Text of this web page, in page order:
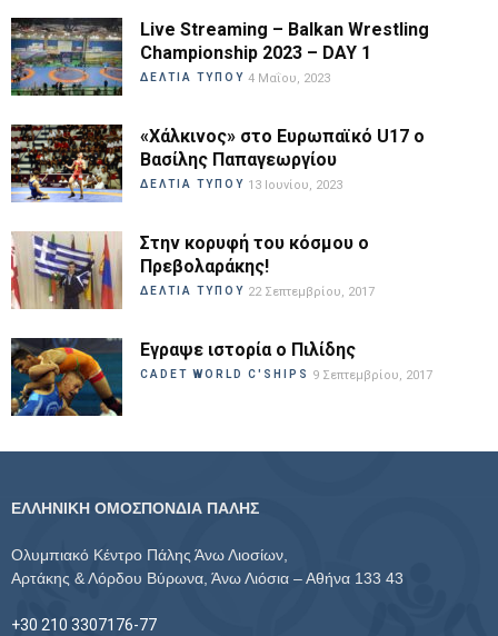
Live Streaming – Balkan Wrestling
Championship 2023 – DAY 1
ΔΕΛΤΙΑ ΤΥΠΟΥ 4 Μαΐου, 2023
«Χάλκινος» στο Ευρωπαϊκό U17 ο
Βασίλης Παπαγεωργίου
ΔΕΛΤΙΑ ΤΥΠΟΥ 13 Ιουνίου, 2023
Στην κορυφή του κόσμου ο
Πρεβολαράκης!
ΔΕΛΤΙΑ ΤΥΠΟΥ 22 Σεπτεμβρίου, 2017
Εγραψε ιστορία ο Πιλίδης
CADET WORLD C'SHIPS 9 Σεπτεμβρίου, 2017
ΕΛΛΗΝΙΚΗ ΟΜΟΣΠΟΝΔΙΑ ΠΑΛΗΣ
Ολυμπιακό Κέντρο Πάλης Άνω Λιοσίων,
Αρτάκης & Λόρδου Βύρωνα, Άνω Λιόσια – Αθήνα 133 43
+30 210 3307176-77